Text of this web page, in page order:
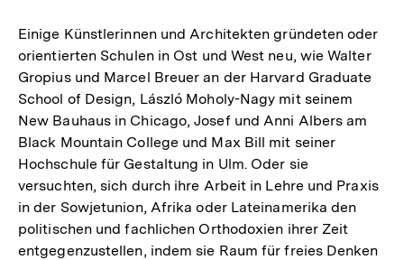
Einige Künstlerinnen und Architekten gründeten oder
orientierten Schulen in Ost und West neu, wie Walter
Gropius und Marcel Breuer an der Harvard Graduate
School of Design, László Moholy-Nagy mit seinem
New Bauhaus in Chicago, Josef und Anni Albers am
Black Mountain College und Max Bill mit seiner
Hochschule für Gestaltung in Ulm. Oder sie
versuchten, sich durch ihre Arbeit in Lehre und Praxis
in der Sowjetunion, Afrika oder Lateinamerika den
politischen und fachlichen Orthodoxien ihrer Zeit
entgegenzustellen, indem sie Raum für freies Denken